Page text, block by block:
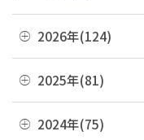
2026年(124)
08月(3)
07月(21)
2025年(81)
12月(8)
2024年(75)